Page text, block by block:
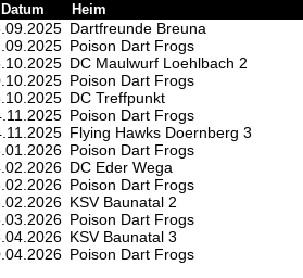
Datum Heim
Dartfreunde Breuna
Poison Dart Frogs
DC Maulwurf Loehlbach 2
Poison Dart Frogs
DC Treffpunkt
Poison Dart Frogs
Flying Hawks Doernberg 3
Poison Dart Frogs
DC Eder Wega
Poison Dart Frogs
KSV Baunatal 2
Poison Dart Frogs
KSV Baunatal 3
Poison Dart Frogs